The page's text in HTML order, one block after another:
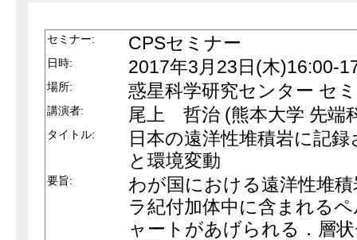
セミナー: CPSセミナー
日時: 2017年3月23日(木)16:00-
場所: 惑星科学研究センター セ
講演者: 尾上 哲治 (熊本大学 先端
タイトル:
日本の遠洋性堆積岩に記
と環境変動
要旨:
わが国における遠洋性堆
ラ紀付加体中に含まれる
ャートがあげられる．層